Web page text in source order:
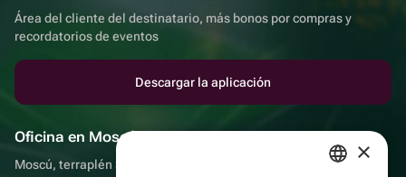
Área del cliente del destinatario, más bonos por compras y
recordatorios de eventos
Descargar la aplicación
Oficina en Moscú
Moscú, terraplén Sadovnicheskaya, 9, sala 2/3 ×